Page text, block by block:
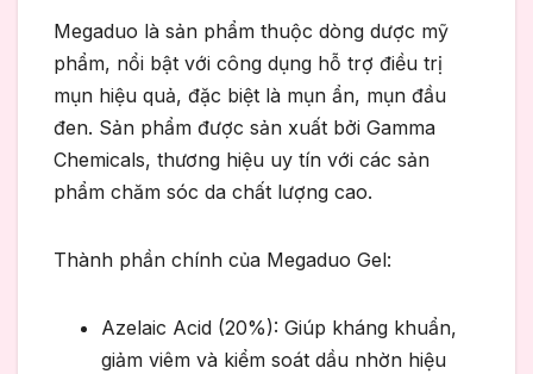
Megaduo là sản phẩm thuộc dòng dược mỹ
phẩm, nổi bật với công dụng hỗ trợ điều trị
mụn hiệu quả, đặc biệt là mụn ẩn, mụn đầu
đen. Sản phẩm được sản xuất bởi Gamma
Chemicals, thương hiệu uy tín với các sản
phẩm chăm sóc da chất lượng cao.
Thành phần chính của Megaduo Gel:
Azelaic Acid (20%): Giúp kháng khuẩn,
giảm viêm và kiểm soát dầu nhờn hiệu